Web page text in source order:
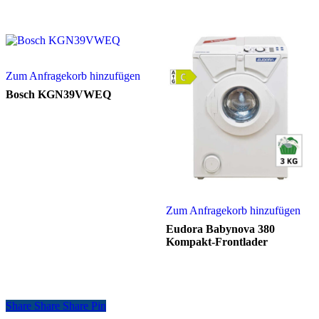
Zum Anfragekorb hinzufügen
Bosch KGN39VWEQ
Zum Anfragekorb hinzufügen
Eudora Babynova 380
Kompakt-Frontlader
Share
Share Share Share Pin